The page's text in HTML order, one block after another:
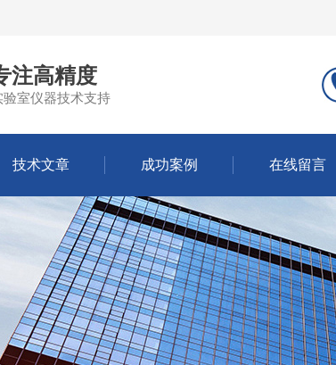
注高精度
验室仪器技术支持
技术文章 成功案例 在线留言